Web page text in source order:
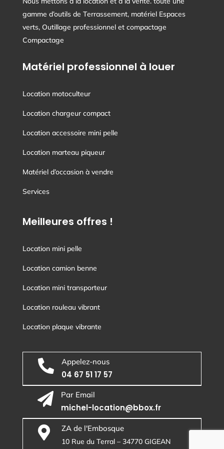
gamme d’outils de Terrassement, matériel Espaces
verts, Outillage professionnel et compactage
Compactage
Matériel professionnel à louer
Location motoculteur
Location chargeur compact
Location accessoire mini pelle
Location marteau piqueur
Matériel d’occasion à vendre
Services
Meilleures offres !
Location mini pelle
Location camion benne
Location mini transporteur
Location rouleau vibrant
Location plaque vibrante
 Appelez-nous
04 67 51 17 57
 Par Email
michel-location@bbox.fr
 ZA de l'Embosque
10 Rue du Terral – 34770 GIGEAN